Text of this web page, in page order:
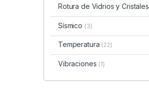
Rotura de Vidrios y Cristales
Sísmico (3)
Temperatura (22)
Vibraciones (1)